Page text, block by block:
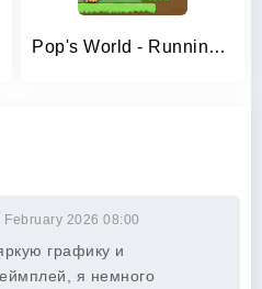
Pop's World - Running game
February 2026 08:00
графику и
я немного